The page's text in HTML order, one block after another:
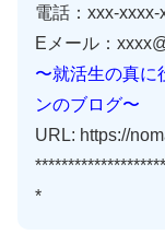
電話：xxx-xxxx-
Eメール：
〜就活生の真に
ンのブログ〜
URL: https://
*